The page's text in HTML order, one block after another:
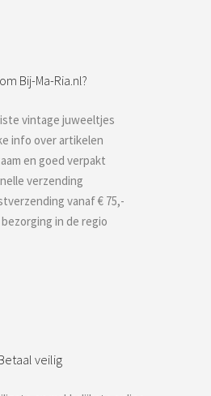
Bij-Ma-Ria.nl?
vintage juweeltjes
info over artikelen
en goed verpakt
verzending
vanaf € 75,-
in de regio
veilig